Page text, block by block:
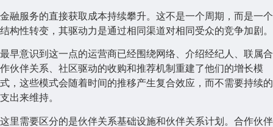
金融服务的直接获取成本持续攀升。这不是一个周期，而是一个
结构性转变，其驱动力是通过相同渠道对相同受众的竞争加剧。
最早意识到这一点的运营商已经围绕网络、介绍经纪人、联属合
作伙伴关系、社区驱动的收购和推荐机制重建了他们的增长模
式，这些模式会随着时间的推移产生复合效应，而不需要持续的
支出来维持。
这里需要区分的是伙伴关系基础设施和伙伴关系计划。合作伙伴